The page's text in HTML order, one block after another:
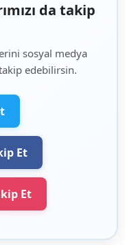
da takip
sosyal medya
edebilirsin.
Et
Et